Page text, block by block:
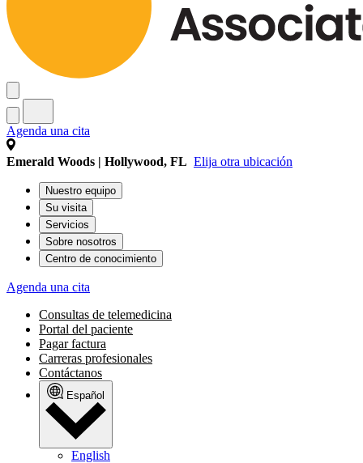
Agenda una cita
Emerald Woods | Hollywood, FL Elija otra ubicación
Nuestro equipo
Su visita
Servicios
Sobre nosotros
Centro de conocimiento
Agenda una cita
Consultas de telemedicina
Portal del paciente
Pagar factura
Carreras profesionales
Contáctanos
Español
English